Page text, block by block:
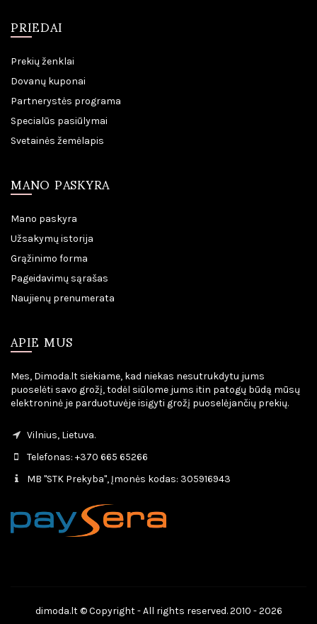
PRIEDAI
Prekių ženklai
Dovanų kuponai
Partnerystės programa
Specialūs pasiūlymai
Svetainės žemėlapis
MANO PASKYRA
Mano paskyra
Užsakymų istorija
Grąžinimo forma
Pageidavimų sąrašas
Naujienų prenumerata
APIE MUS
Mes, Dimoda.lt siekiame, kad niekas nesutrukdytu jums
puoselėti savo grožį, todėl siūlome jums itin patogų būdą mūsų
elektroninė je parduotuvėje isigyti grožį puoselėjančių prekių.
Vilnius, Lietuva.
Telefonas: +370 665 65266
MB "STK Prekyba", Įmonės kodas: 305916943
dimoda.lt © Copyright - All rights reserved. 2010 - 2026